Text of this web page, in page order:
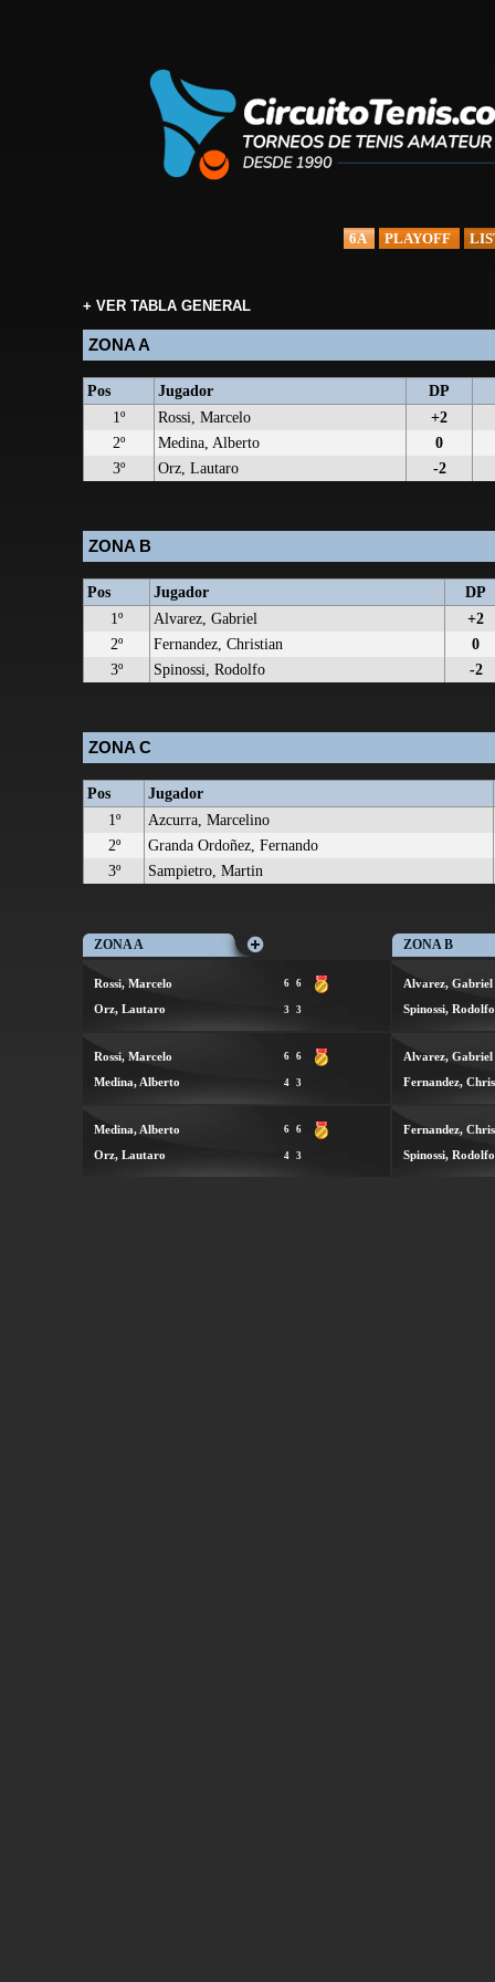
6A PLAYOFF
+ VER TABLA GENERAL
ZONA A
Pos Jugador
DP
1º
Rossi, Marcelo
+2
2º
Medina, Alberto
0
3º
Orz, Lautaro -2
ZONA B
Pos Jugador
DP
1º
Alvarez, Gabriel
+2
2º
Fernandez, Christian
0
3º
Spinossi, Rodolfo -2
ZONA C
Pos
Jugador
1º
Azcurra, Marcelino
2º
Granda Ordoñez, Fernando
3º
Sampietro, Martin
ZONA A
Rossi, Marcelo 6 6
Orz, Lautaro 3 3
Rossi, Marcelo 6 6
Medina, Alberto 4 3
Medina, Alberto 6 6
Orz, Lautaro 4 3
ZONA B
Alvarez, Gabriel
Spinossi, Rodolfo
Alvarez, Gabriel
Fernandez,
Fernandez,
Spinossi, Rodolfo